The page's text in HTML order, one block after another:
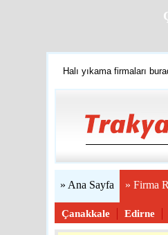
Halı yıkama firmaları
» Ana Sayfa » Firma
Çanakkale Edirne